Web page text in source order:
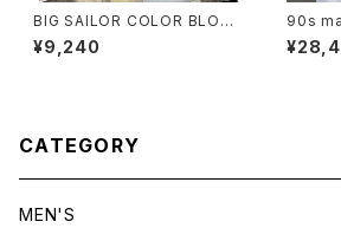
BIG SAILOR COLOR BLOUS
E
¥9,240
90s
dia l/s
CATEGORY
MEN'S